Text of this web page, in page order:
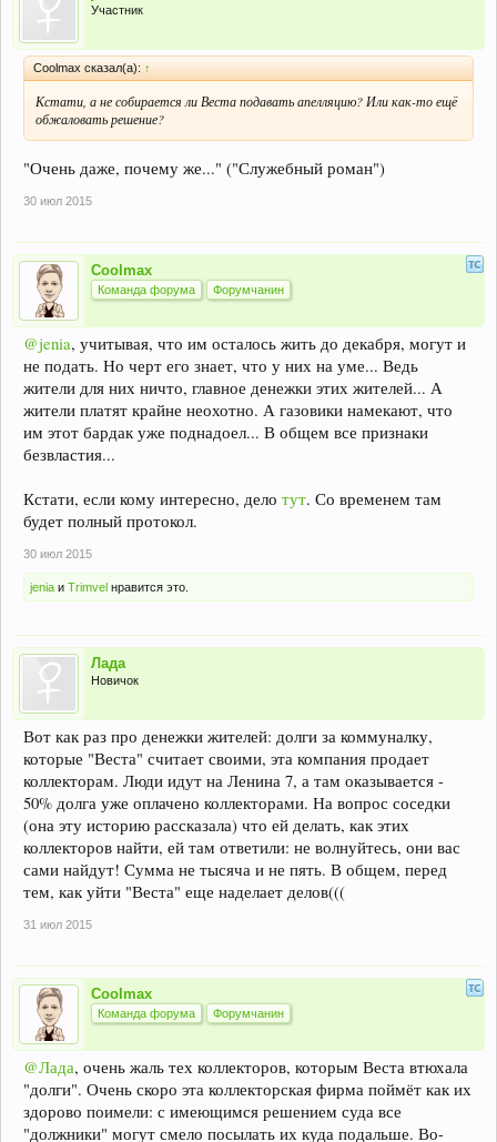
Участник
Coolmax сказал(а): ↑
Кстати, а не собирается ли Веста подавать апелляцию? Или как-то ещё
обжаловать решение?
"Очень даже, почему же..." ("Служебный роман")
30 июл 2015
Coolmax
Команда форума Форумчанин
@jenia, учитывая, что им осталось жить до декабря, могут и
не подать. Но черт его знает, что у них на уме... Ведь
жители для них ничто, главное денежки этих жителей... А
жители платят крайне неохотно. А газовики намекают, что
им этот бардак уже поднадоел... В общем все признаки
безвластия...
Кстати, если кому интересно, дело тут. Со временем там
будет полный протокол.
30 июл 2015
jenia и Trimvel нравится это.
Лада
Новичок
Вот как раз про денежки жителей: долги за коммуналку,
которые "Веста" считает своими, эта компания продает
коллекторам. Люди идут на Ленина 7, а там оказывается -
50% долга уже оплачено коллекторами. На вопрос соседки
(она эту историю рассказала) что ей делать, как этих
коллекторов найти, ей там ответили: не волнуйтесь, они вас
сами найдут! Сумма не тысяча и не пять. В общем, перед
тем, как уйти "Веста" еще наделает делов(((
31 июл 2015
Coolmax
Команда форума Форумчанин
@Лада, очень жаль тех коллекторов, которым Веста втюхала
"долги". Очень скоро эта коллекторская фирма поймёт как их
здорово поимели: с имеющимся решением суда все
"должники" могут смело посылать их куда подальше. Во-